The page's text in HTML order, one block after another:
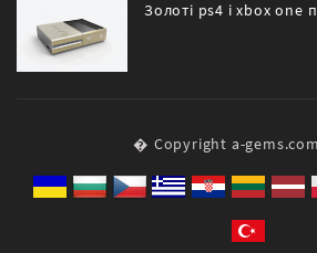
Золоті ps4 і xbox one
� Copyright a-